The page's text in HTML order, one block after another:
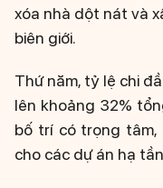
xóa nhà dột nát và
biên giới.
Thứ năm, tỷ lệ chi
lên khoảng 32%
bố trí có trọng tâm,
cho các dự án hạ